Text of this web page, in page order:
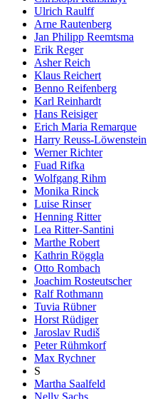
Ulrich Raulff
Arne Rautenberg
Jan Philipp Reemtsma
Erik Reger
Asher Reich
Klaus Reichert
Benno Reifenberg
Karl Reinhardt
Hans Reisiger
Erich Maria Remarque
Harry Reuss-Löwenstein
Werner Richter
Fuad Rifka
Wolfgang Rihm
Monika Rinck
Luise Rinser
Henning Ritter
Lea Ritter-Santini
Marthe Robert
Kathrin Röggla
Otto Rombach
Joachim Rosteutscher
Ralf Rothmann
Tuvia Rübner
Horst Rüdiger
Jaroslav Rudiš
Peter Rühmkorf
Max Rychner
S
Martha Saalfeld
Nelly Sachs